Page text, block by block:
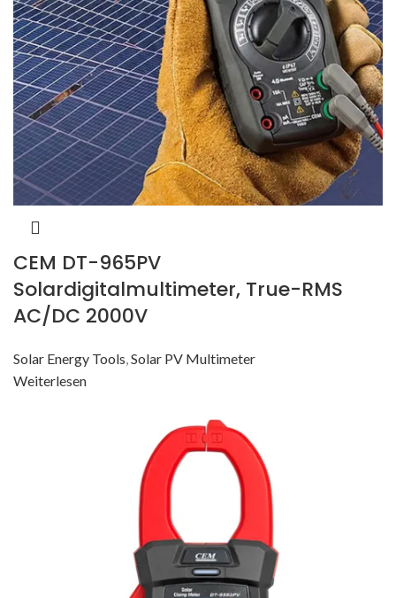
CEM DT-965PV
Solardigitalmultimeter, True-RMS
AC/DC 2000V
Solar Energy Tools,Solar PV Multimeter
Weiterlesen